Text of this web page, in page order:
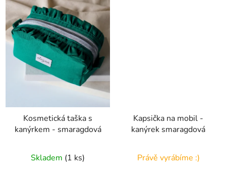
Kosmetická taška s
kanýrkem - smaragdová
Skladem (1 ks)
Kapsička na mobil -
kanýrek smaragdová
Právě vyrábíme :)